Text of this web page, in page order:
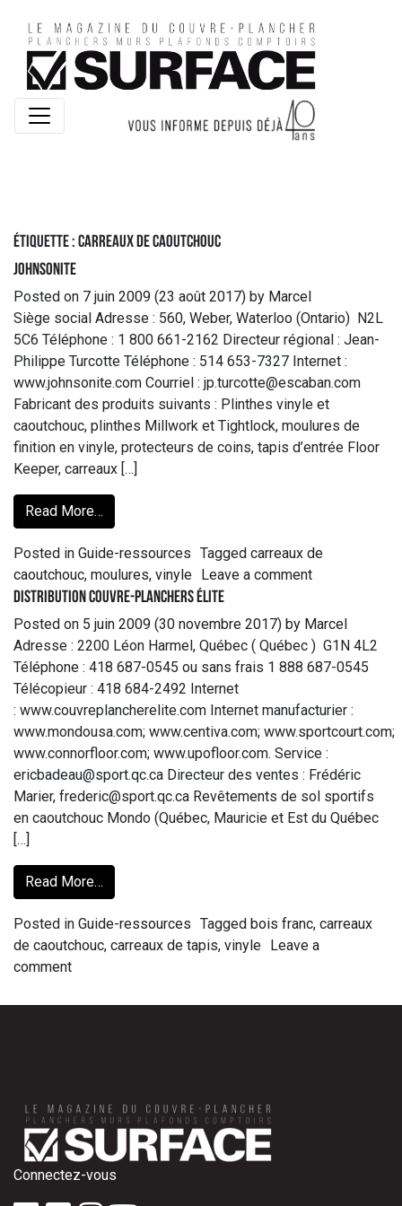
Étiquette : carreaux de caoutchouc
Johnsonite
Posted on 7 juin 2009 (23 août 2017) by Marcel
Siège social Adresse : 560, Weber, Waterloo (Ontario) N2L
5C6 Téléphone : 1 800 661-2162 Directeur régional : Jean-
Philippe Turcotte Téléphone : 514 653-7327 Internet :
www.johnsonite.com Courriel : jp.turcotte@escaban.com
Fabricant des produits suivants : Plinthes vinyle et
caoutchouc, plinthes Millwork et Tightlock, moulures de
finition en vinyle, protecteurs de coins, tapis d’entrée Floor
Keeper, carreaux […]
Read More…
Posted in Guide-ressources Tagged carreaux de
caoutchouc, moulures, vinyle Leave a comment
Distribution Couvre-planchers Élite
Posted on 5 juin 2009 (30 novembre 2017) by Marcel
Adresse : 2200 Léon Harmel, Québec ( Québec ) G1N 4L2
Téléphone : 418 687-0545 ou sans frais 1 888 687-0545
Télécopieur : 418 684-2492 Internet
: www.couvreplancherelite.com Internet manufacturier :
www.mondousa.com; www.centiva.com; www.sportcourt.com;
www.connorfloor.com; www.upofloor.com. Service :
ericbadeau@sport.qc.ca Directeur des ventes : Frédéric
Marier, frederic@sport.qc.ca Revêtements de sol sportifs
en caoutchouc Mondo (Québec, Mauricie et Est du Québec
[…]
Read More…
Posted in Guide-ressources Tagged bois franc, carreaux
de caoutchouc, carreaux de tapis, vinyle
Leave a
comment
Connectez-vous